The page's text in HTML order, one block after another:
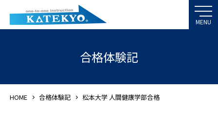
合格体験記
HOME 合格体験記 松本大学 人間健康学部合格